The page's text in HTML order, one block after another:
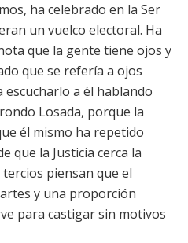
ha celebrado en la Ser
un vuelco electoral. Ha
que la gente tiene ojos y
que se refería a ojos
escucharlo a él hablando
Losada, porque la
él mismo ha repetido
que la Justicia cerca la
piensan que el
y una proporción
para castigar sin motivos